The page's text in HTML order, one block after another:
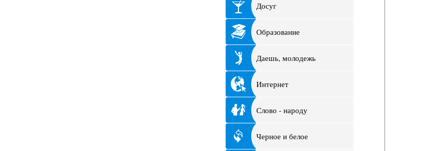
Досуг
Образование
Даешь, молодежь
Интернет
Слово - народу
Черное и белое